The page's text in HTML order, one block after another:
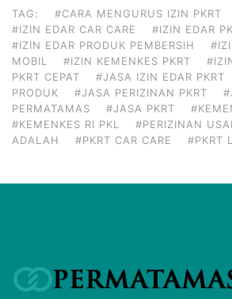
TAG: #CARA MENGURUS IZIN PKRT
#IZIN EDAR CAR CARE
#IZIN EDAR
#IZIN EDAR PRODUK PEMBERSIH
MOBIL
#IZIN KEMENKES PKRT
PKRT CEPAT
#JASA IZIN EDAR PKRT
PRODUK
#JASA PERIZINAN PKRT
PERMATAMAS
#JASA PKRT
#KEMENKES RI PKL
#PERIZINAN
ADALAH
#PKRT CAR CARE #PKRT